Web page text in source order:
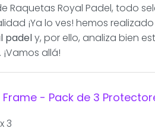
Royal Padel, todo
¡Ya lo ves! hemos
padely, por ello, analiza bien
allá!
Frame - Pack de 3
3